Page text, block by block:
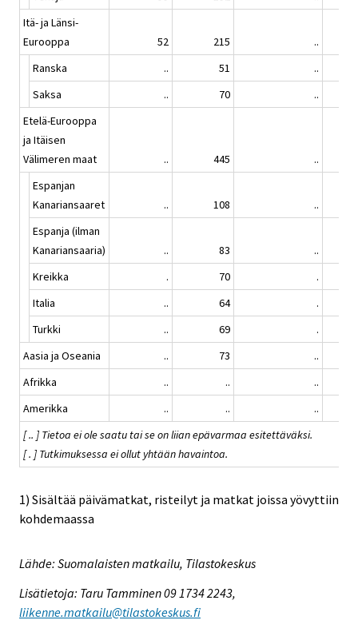
Itä- ja Länsi-
Eurooppa
52 215
..
Ranska
.. 51
..
Saksa
.. 70
..
Etelä-Eurooppa
ja Itäisen
Välimeren maat
.. 445
..
Espanjan
Kanariansaaret
.. 108
..
Espanja (ilman
Kanariansaaria)
.. 83
..
Kreikka
. 70
.
Italia
.. 64
.
Turkki
.. 69
.
Aasia ja Oseania
.. 73
..
Afrikka
.. ..
..
Amerikka
.. ..
..
[ .. ] Tietoa ei ole saatu tai se on liian epävarmaa esitettäväksi.
[ . ] Tutkimuksessa ei ollut yhtään havaintoa.
1) Sisältää päivämatkat, risteilyt ja matkat joissa yövyttiin
kohdemaassa
Lähde: Suomalaisten matkailu, Tilastokeskus
Lisätietoja: Taru Tamminen 09 1734 2243,
liikenne.matkailu@tilastokeskus.fi